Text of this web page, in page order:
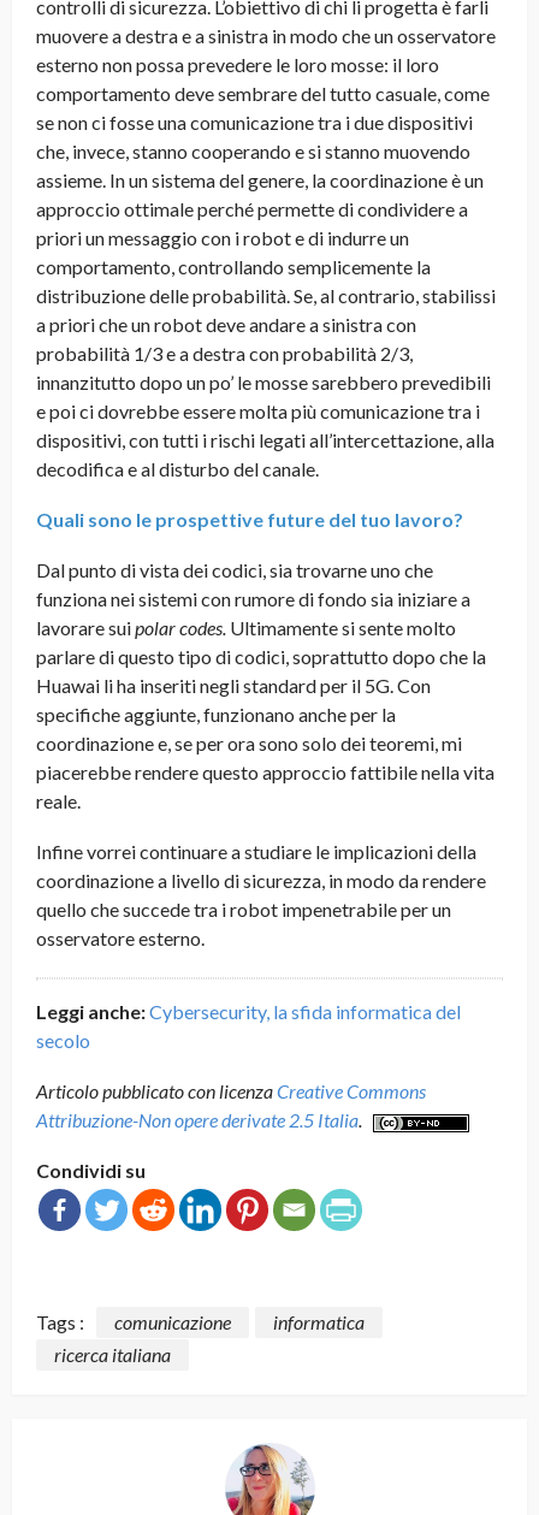
controlli di sicurezza. L’obiettivo di chi li progetta è farli
muovere a destra e a sinistra in modo che un osservatore
esterno non possa prevedere le loro mosse: il loro
comportamento deve sembrare del tutto casuale, come
se non ci fosse una comunicazione tra i due dispositivi
che, invece, stanno cooperando e si stanno muovendo
assieme. In un sistema del genere, la coordinazione è un
approccio ottimale perché permette di condividere a
priori un messaggio con i robot e di indurre un
comportamento, controllando semplicemente la
distribuzione delle probabilità. Se, al contrario, stabilissi
a priori che un robot deve andare a sinistra con
probabilità 1/3 e a destra con probabilità 2/3,
innanzitutto dopo un po’ le mosse sarebbero prevedibili
e poi ci dovrebbe essere molta più comunicazione tra i
dispositivi, con tutti i rischi legati all’intercettazione, alla
decodifica e al disturbo del canale.
Quali sono le prospettive future del tuo lavoro?
Dal punto di vista dei codici, sia trovarne uno che
funziona nei sistemi con rumore di fondo sia iniziare a
lavorare suipolar codes. Ultimamente si sente molto
parlare di questo tipo di codici, soprattutto dopo che la
Huawai li ha inseriti negli standard per il 5G. Con
specifiche aggiunte, funzionano anche per la
coordinazione e, se per ora sono solo dei teoremi, mi
piacerebbe rendere questo approccio fattibile nella vita
reale.
Infine vorrei continuare a studiare le implicazioni della
coordinazione a livello di sicurezza, in modo da rendere
quello che succede tra i robot impenetrabile per un
osservatore esterno.
Leggi anche:Cybersecurity, la sfida informatica del
secolo
Articolo pubblicato con licenzaCreative Commons
Attribuzione-Non opere derivate 2.5 Italia.
Condividi su
Tags : comunicazione
informatica
ricerca italiana